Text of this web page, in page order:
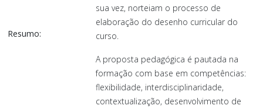
Resumo:
sua vez, norteiam o processo de
elaboração do desenho curricular do
curso.
A proposta pedagógica é pautada na
formação com base em competências:
flexibilidade, interdisciplinaridade,
contextualização, desenvolvimento de